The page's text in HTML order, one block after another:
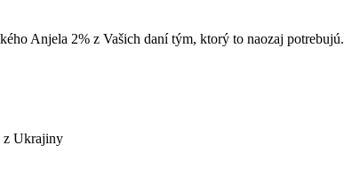
Anjela 2% z Vašich daní tým, ktorý to naozaj potrebujú.
z Ukrajiny